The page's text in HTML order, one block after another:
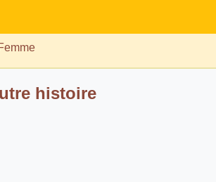
histoire